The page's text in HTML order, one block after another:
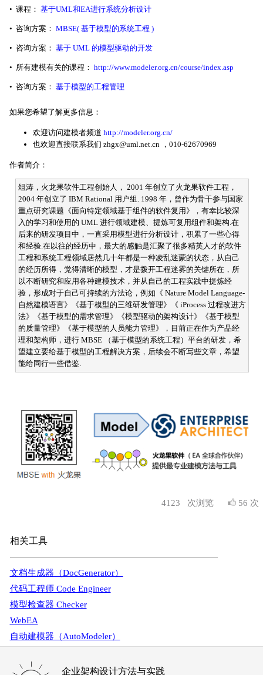
• 课程： 基于UML和EA进行系统分析设计
• 咨询方案： MBSE( 基于模型的系统工程 )
• 咨询方案： 基于 UML 的模型驱动的开发
• 所有建模有关的课程： http://www.modeler.org.cn/course/index.asp
• 咨询方案： 基于模型的工程管理
如果您希望了解更多信息：
欢迎访问建模者频道 http://modeler.org.cn/
也欢迎直接联系我们 zhgx@uml.net.cn ，010-62670969
作者简介：
俎涛，火龙果软件工程创始人， 2001 年创立了火龙果软件工程，
2004 年创立了 IBM Rational 用户组. 1998 年，曾作为骨干参与国家
重点研究课题《面向特定领域基于组件的软件复用》，有幸比较深
入的学习和使用的 UML 进行领域建模、提炼可复用组件和架构.在
后来的研发项目中，一直采用模型进行分析设计，积累了一些心得
和经验.在以往的经历中，最大的感触是汇聚了很多精英人才的软件
工程和系统工程领域居然几十年都是一种凌乱迷蒙的状态，从自己
的经历所得，觉得清晰的模型，才是拨开工程迷雾的关键所在，所
以不断研究和应用各种建模技术，并从自己的工程实践中提炼经
验，形成对于自己可持续的方法论，例如《 Nature Model Language-
自然建模语言》《基于模型的三维研发管理》《 iProcess 过程改进方
法》《基于模型的需求管理》《模型驱动的架构设计》《基于模型
的质量管理》《基于模型的人员能力管理》，目前正在作为产品经
理和架构师，进行 MBSE （基于模型的系统工程）平台的研发，希
望建立要给基于模型的工程解决方案，后续会不断写些文章，希望
能给同行一些借鉴.
4123 次浏览 56 次
相关工具
文档生成器（DocGenerator）
代码工程师 Code Engineer
模型检查器 Checker
WebEA
自动建模器（AutoModeler）